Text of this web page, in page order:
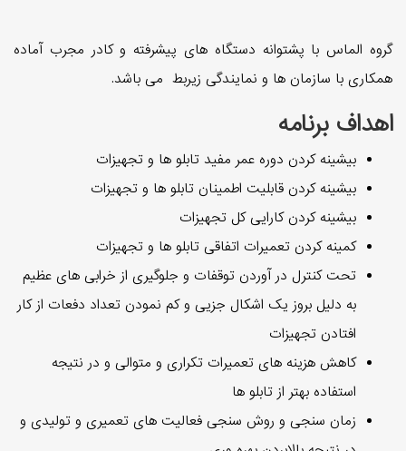
گروه الماس با پشتوانه دستگاه های پیشرفته و کادر مجرب آماده
همکاری با سازمان ها و نمایندگی زیربط می باشد.
اهداف برنامه
بیشینه کردن دوره عمر مفید تابلو ها و تجهیزات
بیشینه کردن قابلیت اطمینان تابلو ها و تجهیزات
بیشینه کردن کارایی کل تجهیزات
کمینه کردن تعمیرات اتفاقی تابلو ها و تجهیزات
تحت کنترل در آوردن توقفات و جلوگیری از خرابی های عظیم
به دلیل بروز یک اشکال جزیی و کم نمودن تعداد دفعات از کار
افتادن تجهیزات
کاهش هزینه های تعمیرات تکراری و متوالی و در نتیجه
استفاده بهتر از تابلو ها
زمان سنجی و روش سنجی فعالیت های تعمیری و تولیدی و